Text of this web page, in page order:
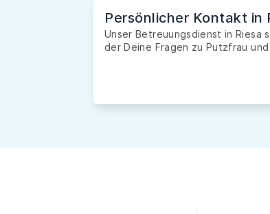
Persönlicher Kontakt in
Unser Betreuungsdienst in Riesa
der Deine Fragen zu Putzfrau